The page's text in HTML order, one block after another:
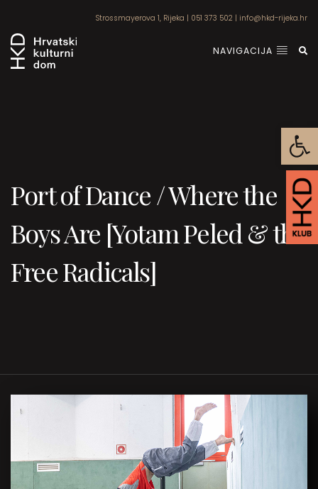
Strossmayerova 1, Rijeka | 051 373 502 | info@hkd-rijeka.hr
NAVIGACIJA
Port of Dance / Where the
Boys Are [Yotam Peled & the
Free Radicals]